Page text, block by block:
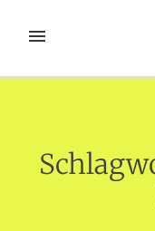
InhaltMENÜ